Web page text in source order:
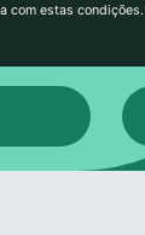
com estas condições.